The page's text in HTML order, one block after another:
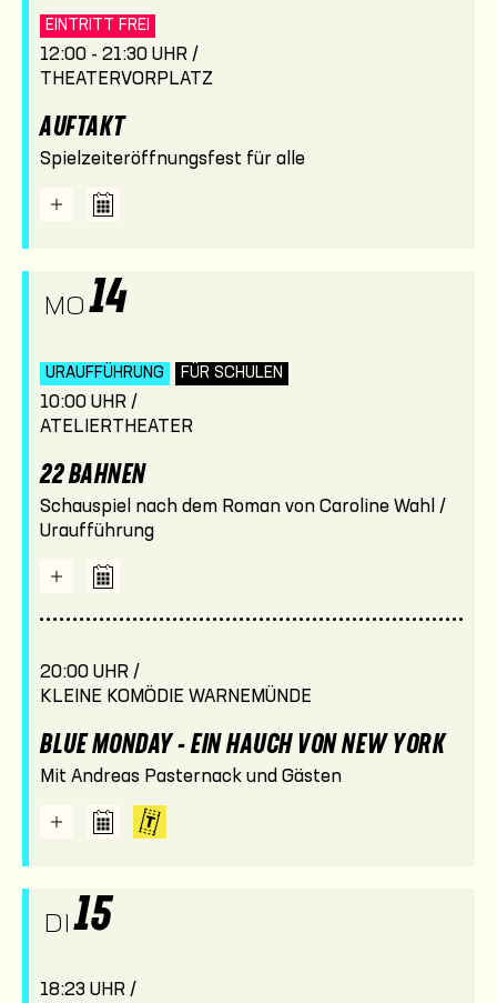
EINTRITT FREI
12:00 - 21:30 UHR /
THEATERVORPLATZ
AUFTAKT
Spielzeiteröffnungsfest für alle
MO 14
URAUFFÜHRUNG FÜR SCHULEN
10:00 UHR /
ATELIERTHEATER
22 BAHNEN
Schauspiel nach dem Roman von Caroline Wahl /
Uraufführung
20:00 UHR /
KLEINE KOMÖDIE WARNEMÜNDE
BLUE MONDAY - EIN HAUCH VON NEW YORK
Mit Andreas Pasternack und Gästen
DI 15
18:23 UHR /